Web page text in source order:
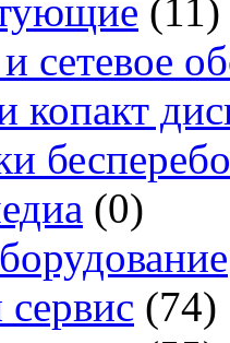
(11)
сетевое
копакт
(0)
(74)